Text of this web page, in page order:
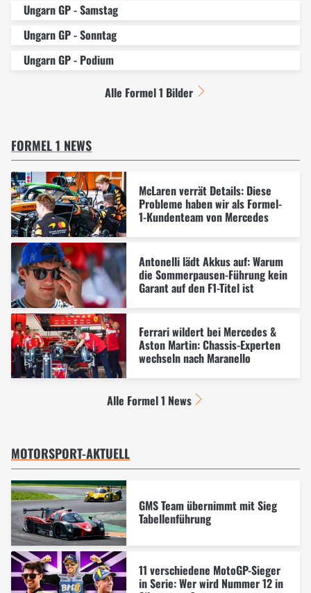
Ungarn GP - Samstag
Ungarn GP - Sonntag
Ungarn GP - Podium
Alle Formel 1 Bilder
FORMEL 1 NEWS
McLaren verrät Details: Diese
Probleme haben wir als Formel-
1-Kundenteam von Mercedes
Antonelli lädt Akkus auf: Warum
die Sommerpausen-Führung kein
Garant auf den F1-Titel ist
Ferrari wildert bei Mercedes &
Aston Martin: Chassis-Experten
wechseln nach Maranello
Alle Formel 1 News
MOTORSPORT-AKTUELL
GMS Team übernimmt mit Sieg
Tabellenführung
11 verschiedene MotoGP-Sieger
in Serie: Wer wird Nummer 12 in